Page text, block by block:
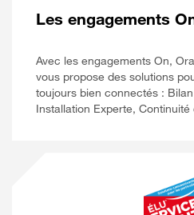
Les engagements
Avec les engagements On,
vous propose des solutions
toujours bien connectés :
Installation Experte,